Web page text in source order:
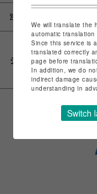
注意事項
シェアする
We will translate the
automatic translation
Since this service is
translated correctly
page before
In addition, we do
indirect damage
understanding in
Switch